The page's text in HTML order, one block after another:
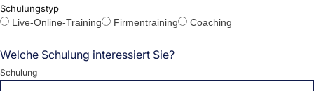
Schulungstyp
Live-Online-Training
Firmentraining Coaching
Welche Schulung interessiert Sie?
Schulung